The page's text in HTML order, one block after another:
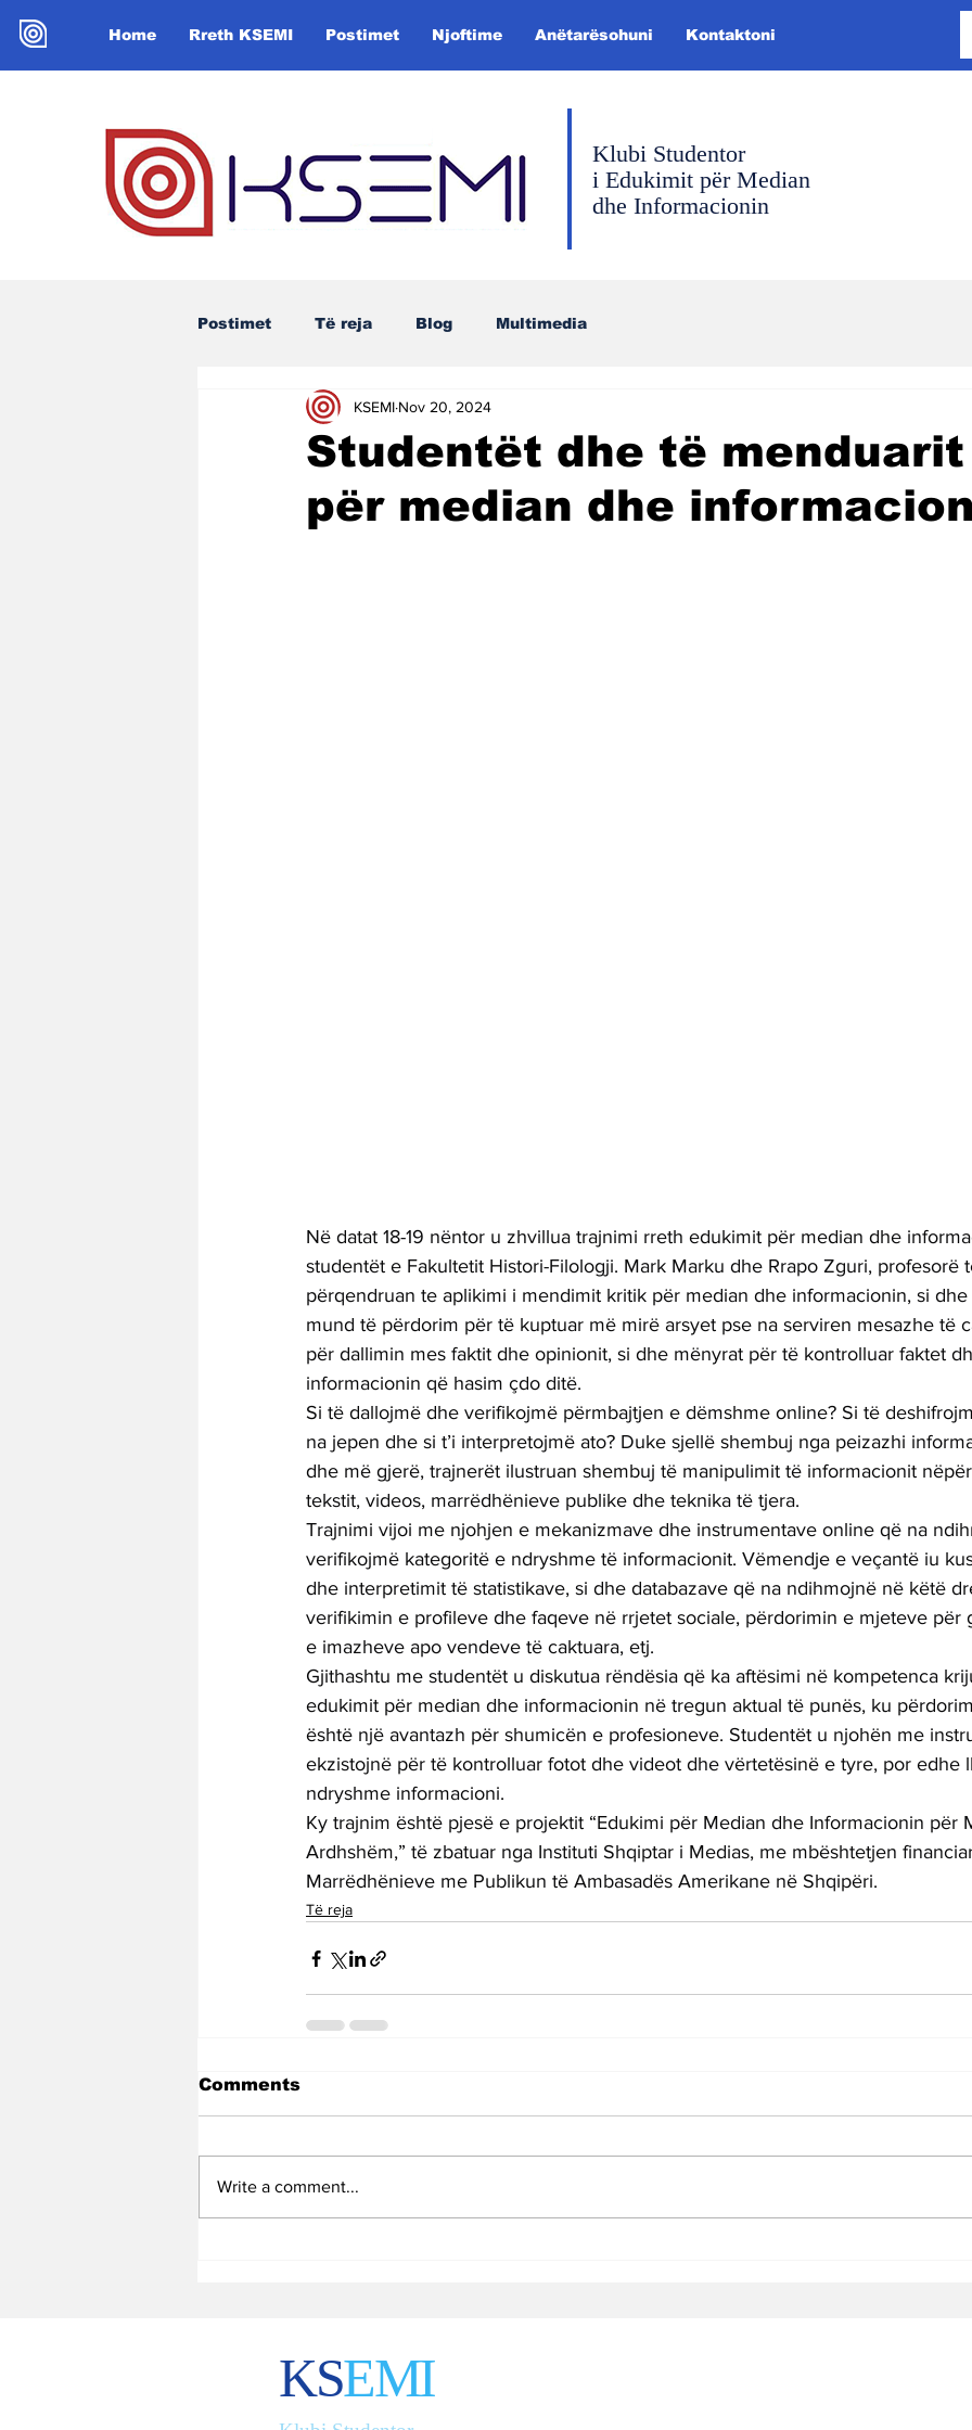
Home Rreth KSEMI Postimet Njoftime Anëtarësohuni Kontaktoni
Klubi Studentor
i Edukimit për Median
dhe Informacionin
Postimet Të reja Blog Multimedia
Studentët dhe të
për median dhe
KSEMI Nov 20, 2024
Në datat 18-19 nëntor u zhvillua trajnimi rreth edukimit për median dhe
studentët e Fakultetit Histori-Filologji. Mark Marku dhe Rrapo Zguri, profesorë
përqendruan te aplikimi i mendimit kritik për median dhe informacionin, si
mund të përdorim për të kuptuar më mirë arsyet pse na serviren mesazhe të
për dallimin mes faktit dhe opinionit, si dhe mënyrat për të kontrolluar faktet
informacionin që hasim çdo ditë.
Si të dallojmë dhe verifikojmë përmbajtjen e dëmshme online? Si të
na jepen dhe si t’i interpretojmë ato? Duke sjellë shembuj nga peizazhi
dhe më gjerë, trajnerët ilustruan shembuj të manipulimit të informacionit
tekstit, videos, marrëdhënieve publike dhe teknika të tjera.
Trajnimi vijoi me njohjen e mekanizmave dhe instrumentave online që na
verifikojmë kategoritë e ndryshme të informacionit. Vëmendje e veçantë iu
dhe interpretimit të statistikave, si dhe databazave që na ndihmojnë në këtë
verifikimin e profileve dhe faqeve në rrjetet sociale, përdorimin e mjeteve për
e imazheve apo vendeve të caktuara, etj.
Gjithashtu me studentët u diskutua rëndësia që ka aftësimi në kompetenca
edukimit për median dhe informacionin në tregun aktual të punës, ku
është një avantazh për shumicën e profesioneve. Studentët u njohën me
ekzistojnë për të kontrolluar fotot dhe videot dhe vërtetësinë e tyre, por edhe
ndryshme informacioni.
Ky trajnim është pjesë e projektit “Edukimi për Median dhe Informacionin për
Ardhshëm,” të zbatuar nga Instituti Shqiptar i Medias, me mbështetjen
Marrëdhënieve me Publikun të Ambasadës Amerikane në Shqipëri.
Të reja
Comments
Write a comment...
KSEMI